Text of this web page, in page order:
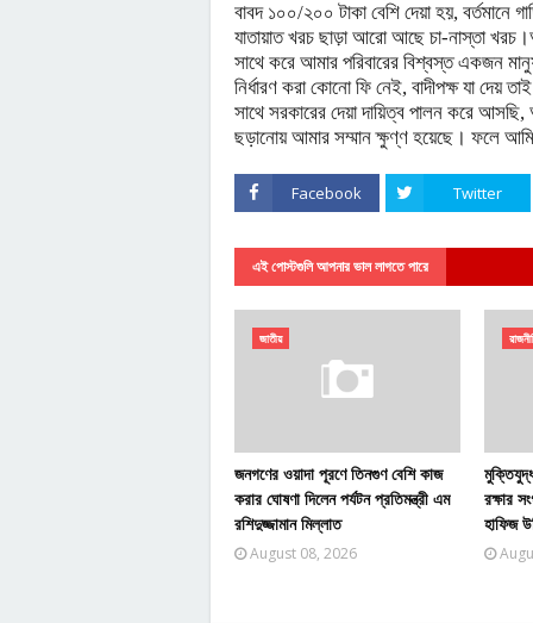
বাবদ ১০০/২০০ টাকা বেশি দেয়া হয়, বর্তমানে
যাতায়াত খরচ ছাড়া আরো আছে চা-নাস্তা
সাথে করে আমার পরিবারের বিশ্বস্ত একজন
নির্ধারণ করা কোনো ফি নেই, বাদীপক্ষ যা দেয়
সাথে সরকারের দেয়া দায়িত্ব পালন করে
ছড়ানোয় আমার সম্মান ক্ষুণ্ণ হয়েছে। ফলে আমি
Facebook Twitter
এই পোস্টগুলি আপনার ভাল লাগতে পারে
জাতীয়
জনগণের ওয়াদা পূরণে তিনগুণ বেশি কাজ
করার ঘোষণা দিলেন পর্যটন প্রতিমন্ত্রী এম
রশিদুজ্জামান মিল্লাত
August 08, 2026
রক্ষার
হাফিজ